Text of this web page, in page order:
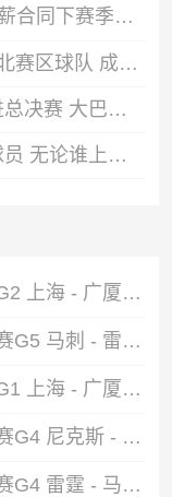
大的要来了~杰伦威和切特的顶薪合同下赛季将开始执行 首年4125万
一路荆棘！马刺连续3轮淘汰西北赛区球队 成功杀进总决赛
法国人的狂欢！文班率马刺闯进总决赛 大巴黎击败阿森纳夺冠
尚帕尼：我们信任每一个上场球员 无论谁上场都做好自己
2026年05月28日CBA总决赛G2 上海 - 广厦 全场录像
2026年05月27日NBA西部决赛G5 马刺 - 雷霆 全场录像
2026年05月26日CBA总决赛G1 上海 - 广厦 全场录像
2026年05月26日NBA东部决赛G4 尼克斯 - 骑士 全场录像
2026年05月25日NBA西部决赛G4 雷霆 - 马刺 全场录像